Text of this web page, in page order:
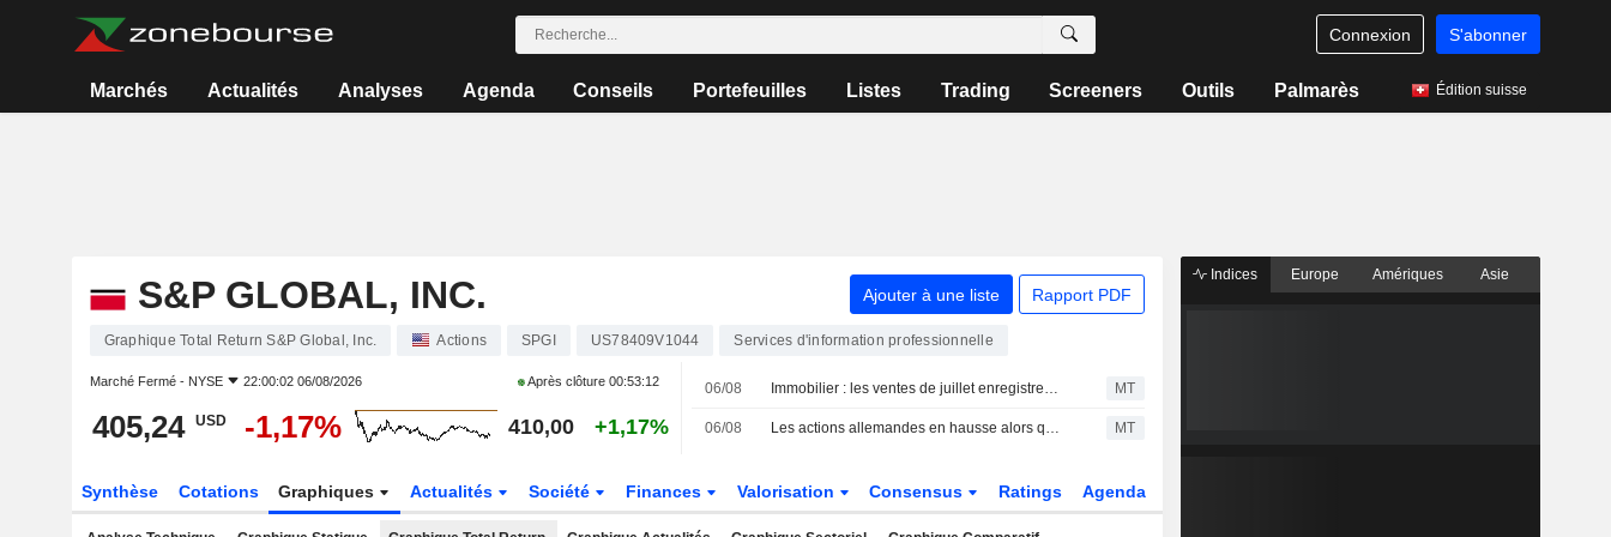
Connexion S'abonner
Marchés Actualités Analyses Agenda Conseils Portefeuilles Listes Trading Screeners Outils Palmarès Édition suisse
S&P GLOBAL, INC. Ajouter à une liste Rapport PDF
Graphique Total Return S&P Global, Inc. Actions SPGI US78409V1044 Services d'information professionnelle
Marché Fermé - NYSE 22:00:02 06/08/2026 Après clôture 00:53:12
405,24 USD -1,17% 410,00 +1,17%
06/08 Immobilier : les ventes de juillet enregistrent leur plus forte croissance annuelle de 2026, mais pourraient marquer le pic de l'année selon Zillow MT
06/08 Les actions allemandes en hausse alors que la saison des résultats se poursuit MT
Synthèse Cotations Graphiques Actualités Société Finances Valorisation Consensus Ratings Agenda
Indices Europe Amériques Asie